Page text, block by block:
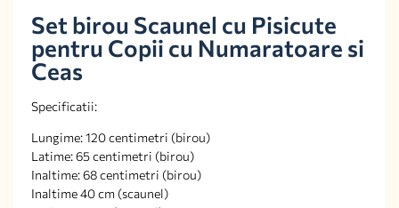
Set birou Scaunel cu Pisicute
pentru Copii cu Numaratoare si
Ceas
Specificatii:
Lungime: 120 centimetri (birou)
Latime: 65 centimetri (birou)
Inaltime: 68 centimetri (birou)
Inaltime 40 cm (scaunel)